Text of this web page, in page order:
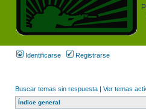
Identificarse Registrarse
Buscar temas sin respuesta | Ver temas
Índice general